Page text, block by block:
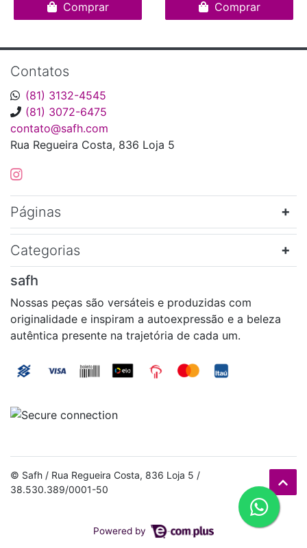
Comprar Comprar
Contatos
(81) 3132-4545
(81) 3072-6475
contato@safh.com
Rua Regueira Costa, 836 Loja 5
Páginas
Categorias
safh
Nossas peças são versáteis e produzidas com
originalidade e inspiram a autoexpressão e a beleza
autêntica presente na trajetória de cada um.
© Safh / Rua Regueira Costa, 836 Loja 5 /
38.530.389/0001-50
Powered by